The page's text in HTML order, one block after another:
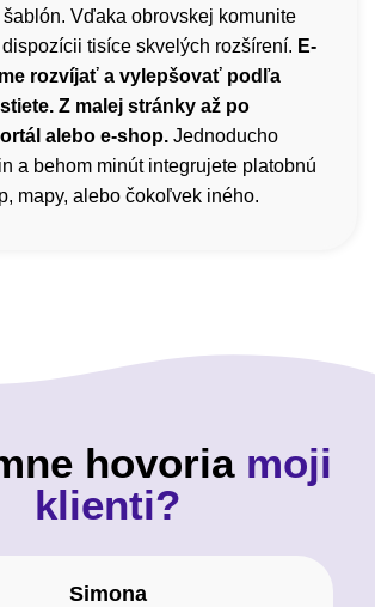
Vďaka obrovskej komunite
tisíce skvelých rozšírení. E-
rozvíjať a vylepšovať podľa
Z malej stránky až po
alebo e-shop. Jednoducho
a behom minút integrujete platobnú
mapy, alebo čokoľvek iného.
hovoriamoji
klienti?
Simona